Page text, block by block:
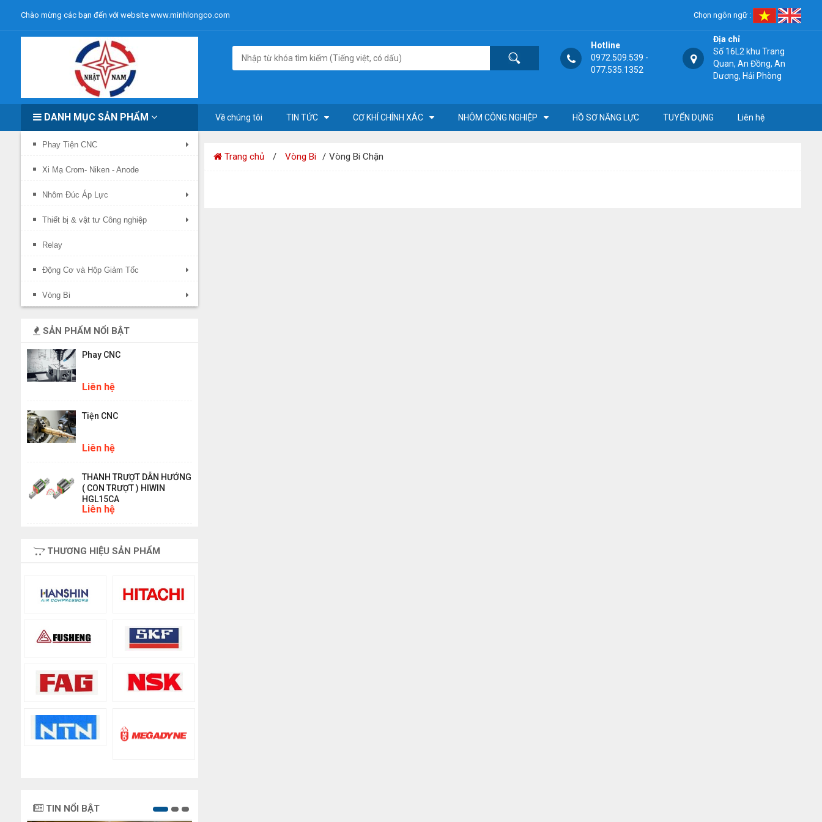
Chào mừng các bạn đến với website www.minhlongco.com Chọn ngôn ngữ :
Hotline
0972.509.539 -
077.535.1352
Địa chỉ
Số 16L2 khu Trang
Quan, An Đồng, An
Dương, Hải Phòng
DANH MỤC SẢN PHẨM Về chúng tôi TIN TỨC CƠ KHÍ CHÍNH XÁC NHÔM CÔNG NGHIỆP HỒ SƠ NĂNG LỰC TUYỂN DỤNG Liên hệ
Phay Tiện CNC
Xi Mạ Crom- Niken - Anode
Nhôm Đúc Áp Lực
Thiết bị & vật tư Công nghiệp
Relay
Động Cơ và Hộp Giảm Tốc
Vòng Bi
SẢN PHẨM NỔI BẬT
Phay CNC
Liên hệ
Tiện CNC
Liên hệ
THANH TRƯỢT DẪN HƯỚNG
( CON TRƯỢT ) HIWIN
HGL15CA
Liên hệ
THƯƠNG HIỆU SẢN PHẨM
TIN NỔI BẬT
Trang chủ Vòng Bi Vòng Bi Chặn